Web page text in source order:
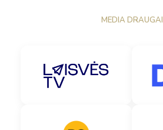
MEDIA DRAUGAI